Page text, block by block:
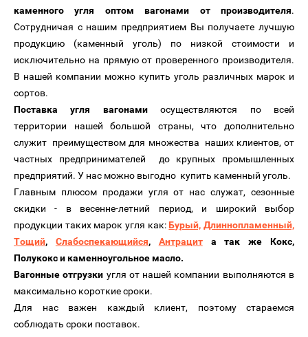
каменного угля
оптом вагонами от производителя.
Сотрудничая с нашим предприятием Вы получаете лучшую
продукцию (каменный уголь) по низкой стоимости и
исключительно на прямую от проверенного производителя.
В нашей компании можно купить уголь различных марок и
сортов.
Поставка угля вагонамиосуществляются по всей
территории нашей большой страны, что дополнительно
служит преимуществом для множества наших клиентов, от
частных предпринимателей до крупных промышленных
предприятий. У нас можно выгодно купить каменный уголь.
Главным плюсом продажи угля от нас служат, сезонные
скидки - в весенне-летний период, и широкий выбор
продукции таких марок угля как: Бурый, Длиннопламенный,
Тощий, Слабоспекающийся, Антрацита так же Кокс,
Полукокс и каменноугольное масло.
Вагонные отгрузки угля от нашей компании выполняются в
максимально короткие сроки.
Для нас важен каждый клиент, поэтому стараемся
соблюдать сроки поставок.